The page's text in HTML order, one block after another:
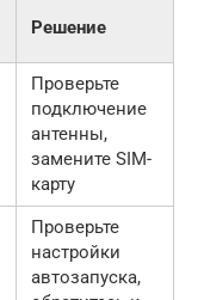
Решение
Проверьте
подключение
антенны,
замените SIM-
карту
Проверьте
настройки
автозапуска,